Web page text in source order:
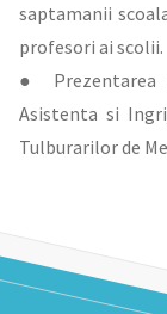
saptamanii
profesori ai scolii.
● Prezentarea
Asistenta si
Tulburarilor de